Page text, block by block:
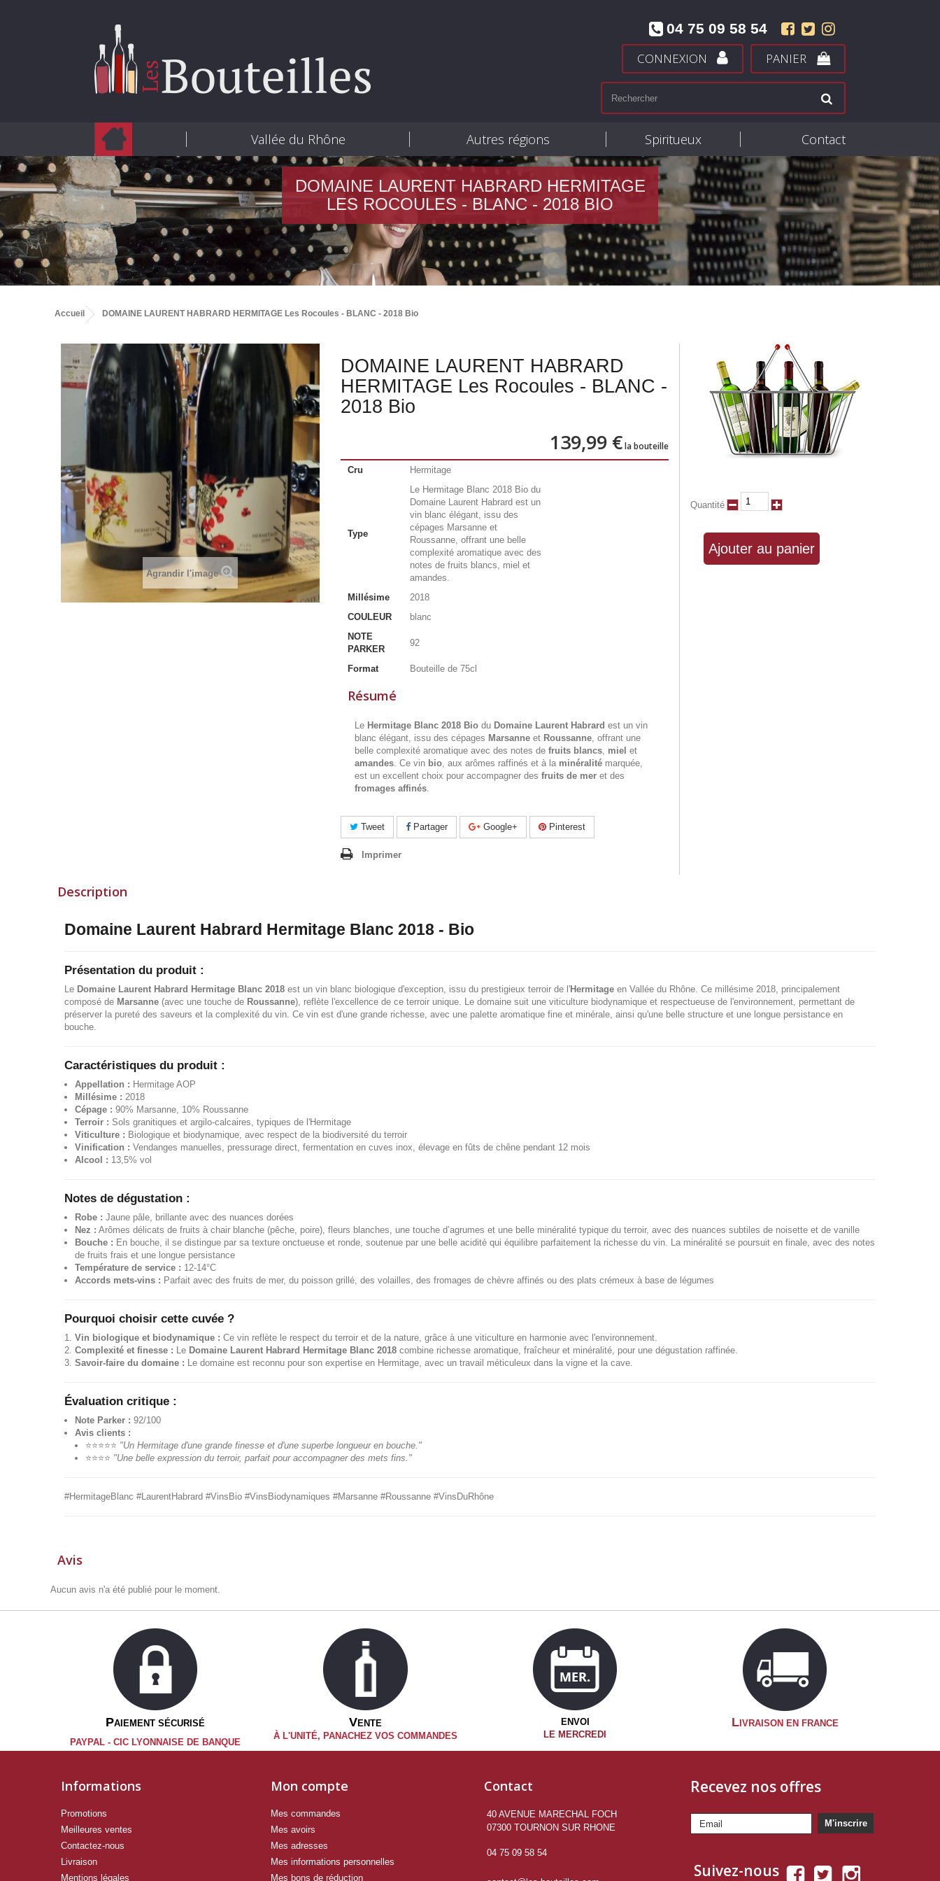
04 75 09 58 54
PANIER
CONNEXION
Vallée du Rhône Autres régions Spiritueux Contact
DOMAINE LAURENT HABRARD HERMITAGE
LES ROCOULES - BLANC - 2018 BIO
Accueil DOMAINE LAURENT HABRARD HERMITAGE Les Rocoules - BLANC - 2018 Bio
Agrandir l'image
DOMAINE LAURENT HABRARD
HERMITAGE Les Rocoules - BLANC -
2018 Bio
139,99 €la bouteille
Cru Hermitage
Type
Le Hermitage Blanc 2018 Bio du
Domaine Laurent Habrard est un
vin blanc élégant, issu des
cépages Marsanne et
Roussanne, offrant une belle
complexité aromatique avec des
notes de fruits blancs, miel et
amandes.
Millésime
2018
COULEUR
blanc
NOTE
PARKER
92
Format Bouteille de 75cl
Résumé
Le Hermitage Blanc 2018 Biodu Domaine Laurent Habrard est un vin
blanc élégant, issu des cépages Marsanneet Roussanne, offrant une
belle complexité aromatique avec des notes de fruits blancs, miel et
amandes. Ce vin bio, aux arômes raffinés et à la minéralitémarquée,
est un excellent choix pour accompagner des fruits de meret des
fromages affinés.
Tweet Partager Google+ Pinterest
Imprimer
Quantité
Ajouter au panier
Description
Domaine Laurent Habrard Hermitage Blanc 2018 - Bio
Présentation du produit :
Le Domaine Laurent Habrard Hermitage Blanc 2018 est un vin blanc biologique d'exception, issu du prestigieux terroir de l'Hermitage en Vallée du Rhône. Ce millésime 2018, principalement
composé de Marsanne (avec une touche de Roussanne), reflète l'excellence de ce terroir unique. Le domaine suit une viticulture biodynamique et respectueuse de l'environnement, permettant de
préserver la pureté des saveurs et la complexité du vin. Ce vin est d'une grande richesse, avec une palette aromatique fine et minérale, ainsi qu'une belle structure et une longue persistance en
bouche.
Caractéristiques du produit :
Appellation : Hermitage AOP
Millésime : 2018
Cépage : 90% Marsanne, 10% Roussanne
Terroir : Sols granitiques et argilo-calcaires, typiques de l'Hermitage
Viticulture : Biologique et biodynamique, avec respect de la biodiversité du terroir
Vinification : Vendanges manuelles, pressurage direct, fermentation en cuves inox, élevage en fûts de chêne pendant 12 mois
Alcool : 13,5% vol
Notes de dégustation :
Robe : Jaune pâle, brillante avec des nuances dorées
Nez : Arômes délicats de fruits à chair blanche (pêche, poire), fleurs blanches, une touche d’agrumes et une belle minéralité typique du terroir, avec des nuances subtiles de noisette et de vanille
Bouche : En bouche, il se distingue par sa texture onctueuse et ronde, soutenue par une belle acidité qui équilibre parfaitement la richesse du vin. La minéralité se poursuit en finale, avec des notes
de fruits frais et une longue persistance
Température de service : 12-14°C
Accords mets-vins : Parfait avec des fruits de mer, du poisson grillé, des volailles, des fromages de chèvre affinés ou des plats crémeux à base de légumes
Pourquoi choisir cette cuvée ?
Vin biologique et biodynamique : Ce vin reflète le respect du terroir et de la nature, grâce à une viticulture en harmonie avec l'environnement.
Complexité et finesse : Le Domaine Laurent Habrard Hermitage Blanc 2018 combine richesse aromatique, fraîcheur et minéralité, pour une dégustation raffinée.
Savoir-faire du domaine : Le domaine est reconnu pour son expertise en Hermitage, avec un travail méticuleux dans la vigne et la cave.
Évaluation critique :
Note Parker : 92/100
Avis clients :
⭐⭐⭐⭐⭐ "Un Hermitage d'une grande finesse et d'une superbe longueur en bouche."
⭐⭐⭐⭐ "Une belle expression du terroir, parfait pour accompagner des mets fins."
#HermitageBlanc #LaurentHabrard #VinsBio #VinsBiodynamiques #Marsanne #Roussanne #VinsDuRhône
Avis
Aucun avis n'a été publié pour le moment.
PAIEMENT SÉCURISÉ
PAYPAL - CIC LYONNAISE DE BANQUE
VENTE
À L'UNITÉ, PANACHEZ VOS COMMANDES
ENVOI
LE MERCREDI
LIVRAISON EN FRANCE
Informations
Promotions
Meilleures ventes
Contactez-nous
Livraison
Mentions légales
Mon compte
Mes commandes
Mes avoirs
Mes adresses
Mes informations personnelles
Mes bons de réduction
Contact
40 AVENUE MARECHAL FOCH
07300 TOURNON SUR RHONE
04 75 09 58 54
Recevez nos offres
M'inscrire
Suivez-nous